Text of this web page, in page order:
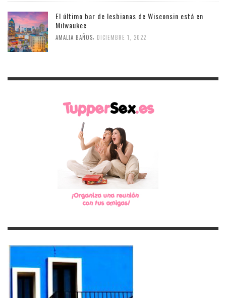
El último bar de lesbianas de Wisconsin está en
Milwaukee
AMALIA BAÑOS, DICIEMBRE 1, 2022